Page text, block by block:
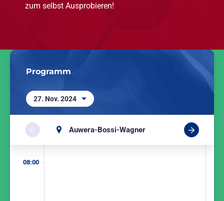
zum selbst Ausprobieren!
Programm
27. Nov. 2024
Auwera-Bossi-Wagner
08:00